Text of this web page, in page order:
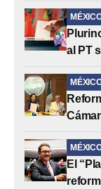
al PT
El